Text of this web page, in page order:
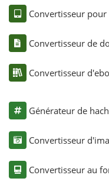
Convertisseur
Convertisseur de
Convertisseur
Générateur de
Convertisseur
Convertisseur au